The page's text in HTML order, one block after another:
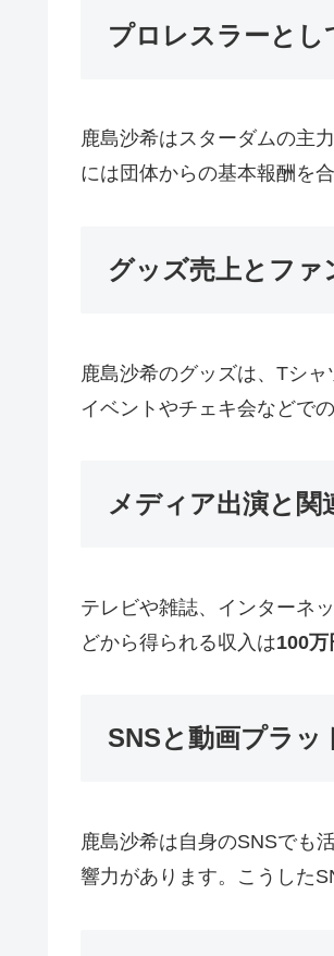
プロレスラーとし
鹿島沙希はスターダムの主
には団体からの基本報酬を
グッズ売上とファ
鹿島沙希のグッズは、Tシ
イベントやチェキ会などで
メディア出演と関
テレビや雑誌、インターネ
どから得られる収入は100万
SNSと動画プラッ
鹿島沙希は自身のSNSでも
響力があります。こうした